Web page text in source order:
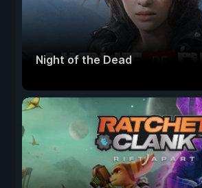
Night of the Dead